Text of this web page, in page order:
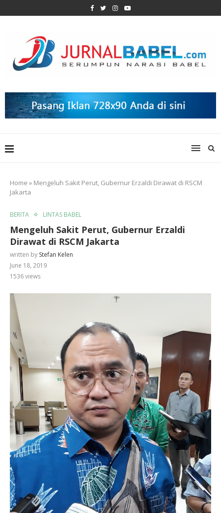
Home » Mengeluh Sakit Perut, Gubernur Erzaldi Dirawat di RSCM
Jakarta
BERITA LINTAS BABEL
Mengeluh Sakit Perut, Gubernur Erzaldi
Dirawat di RSCM Jakarta
written by Stefan Kelen
June 18, 2019
1536views